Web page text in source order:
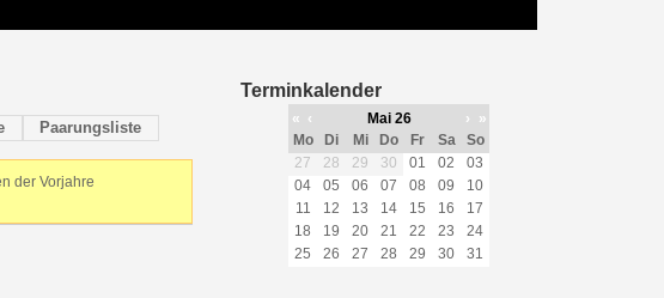
Paarungsliste
der Vorjahre
Terminkalender
« ‹ Mai 26 ›
»
Mo
Di Mi Do Fr Sa
So
27
28 29 30 01 02
03
04
05 06 07 08 09
10
11
12 13 14 15 16
17
18
19 20 21 22 23
24
25
26 27 28 29 30 31